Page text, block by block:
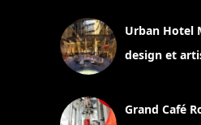
Urban Hotel
design et
Grand Café